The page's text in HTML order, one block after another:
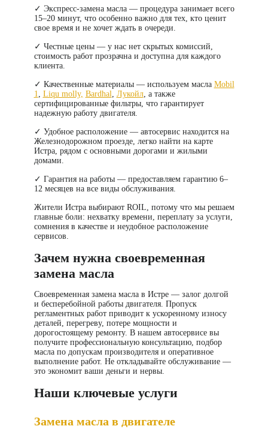
✓ Экспресс-замена масла— процедура занимает всего
15–20 минут, что особенно важно для тех, кто ценит
свое время и не хочет ждать в очереди.
✓ Честные цены— у нас нет скрытых комиссий,
стоимость работ прозрачна и доступна для каждого
клиента.
✓ Качественные материалы— используем масла Mobil
1, Liqu molly, Bardhal, Лукойл, а также
сертифицированные фильтры, что гарантирует
надежную работу двигателя.
✓ Удобное расположение— автосервис находится на
Железнодорожном проезде, легко найти на карте
Истра, рядом с основными дорогами и жилыми
домами.
✓ Гарантия на работы— предоставляем гарантию 6–
12 месяцев на все виды обслуживания.
Жители Истра выбирают ROIL, потому что мы решаем
главные боли: нехватку времени, переплату за услуги,
сомнения в качестве и неудобное расположение
сервисов.
Зачем нужна своевременная
замена масла
Своевременная замена масла в Истре — залог долгой
и бесперебойной работы двигателя. Пропуск
регламентных работ приводит к ускоренному износу
деталей, перегреву, потере мощности и
дорогостоящему ремонту. В нашем автосервисе вы
получите профессиональную консультацию, подбор
масла по допускам производителя и оперативное
выполнение работ. Не откладывайте обслуживание —
это экономит ваши деньги и нервы.
Наши ключевые услуги
Замена масла в двигателе